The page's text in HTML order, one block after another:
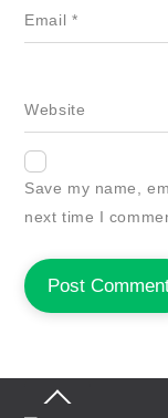
Email *
Website
Save my name,
next time I
Back